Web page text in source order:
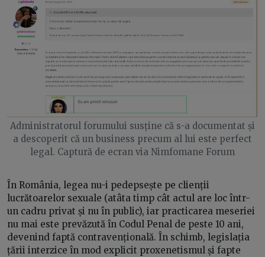
Administratorul forumului susține că s-a documentat și
a descoperit că un business precum al lui este perfect
legal. Captură de ecran via Nimfomane Forum
În România, legea nu-i pedepsește pe clienții
lucrătoarelor sexuale (atâta timp cât actul are loc într-
un cadru privat și nu în public), iar practicarea meseriei
nu mai este prevăzută în Codul Penal de peste 10 ani,
devenind faptă contravențională. În schimb, legislația
țării interzice în mod explicit proxenetismul și fapte